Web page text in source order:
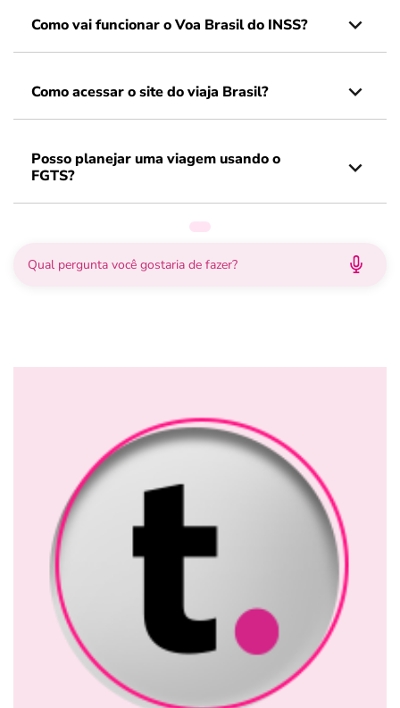
Como vai funcionar o Voa Brasil do INSS?
Como acessar o site do viaja Brasil?
Posso planejar uma viagem usando o
FGTS?